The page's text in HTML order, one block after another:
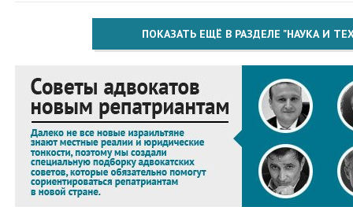
ПОКАЗАТЬ ЕЩЁ В РАЗДЕЛЕ "НАУКА И